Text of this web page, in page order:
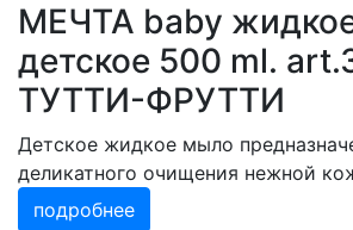
МЕЧТА baby
детское 500 ml.
ТУТТИ-ФРУТТИ
Детское жидкое мыло
деликатного очищения нежной
подробнее